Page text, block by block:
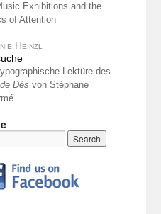
Exhibitions and the
of Attention
Heinzl
Lektüre des
Dés von Stéphane